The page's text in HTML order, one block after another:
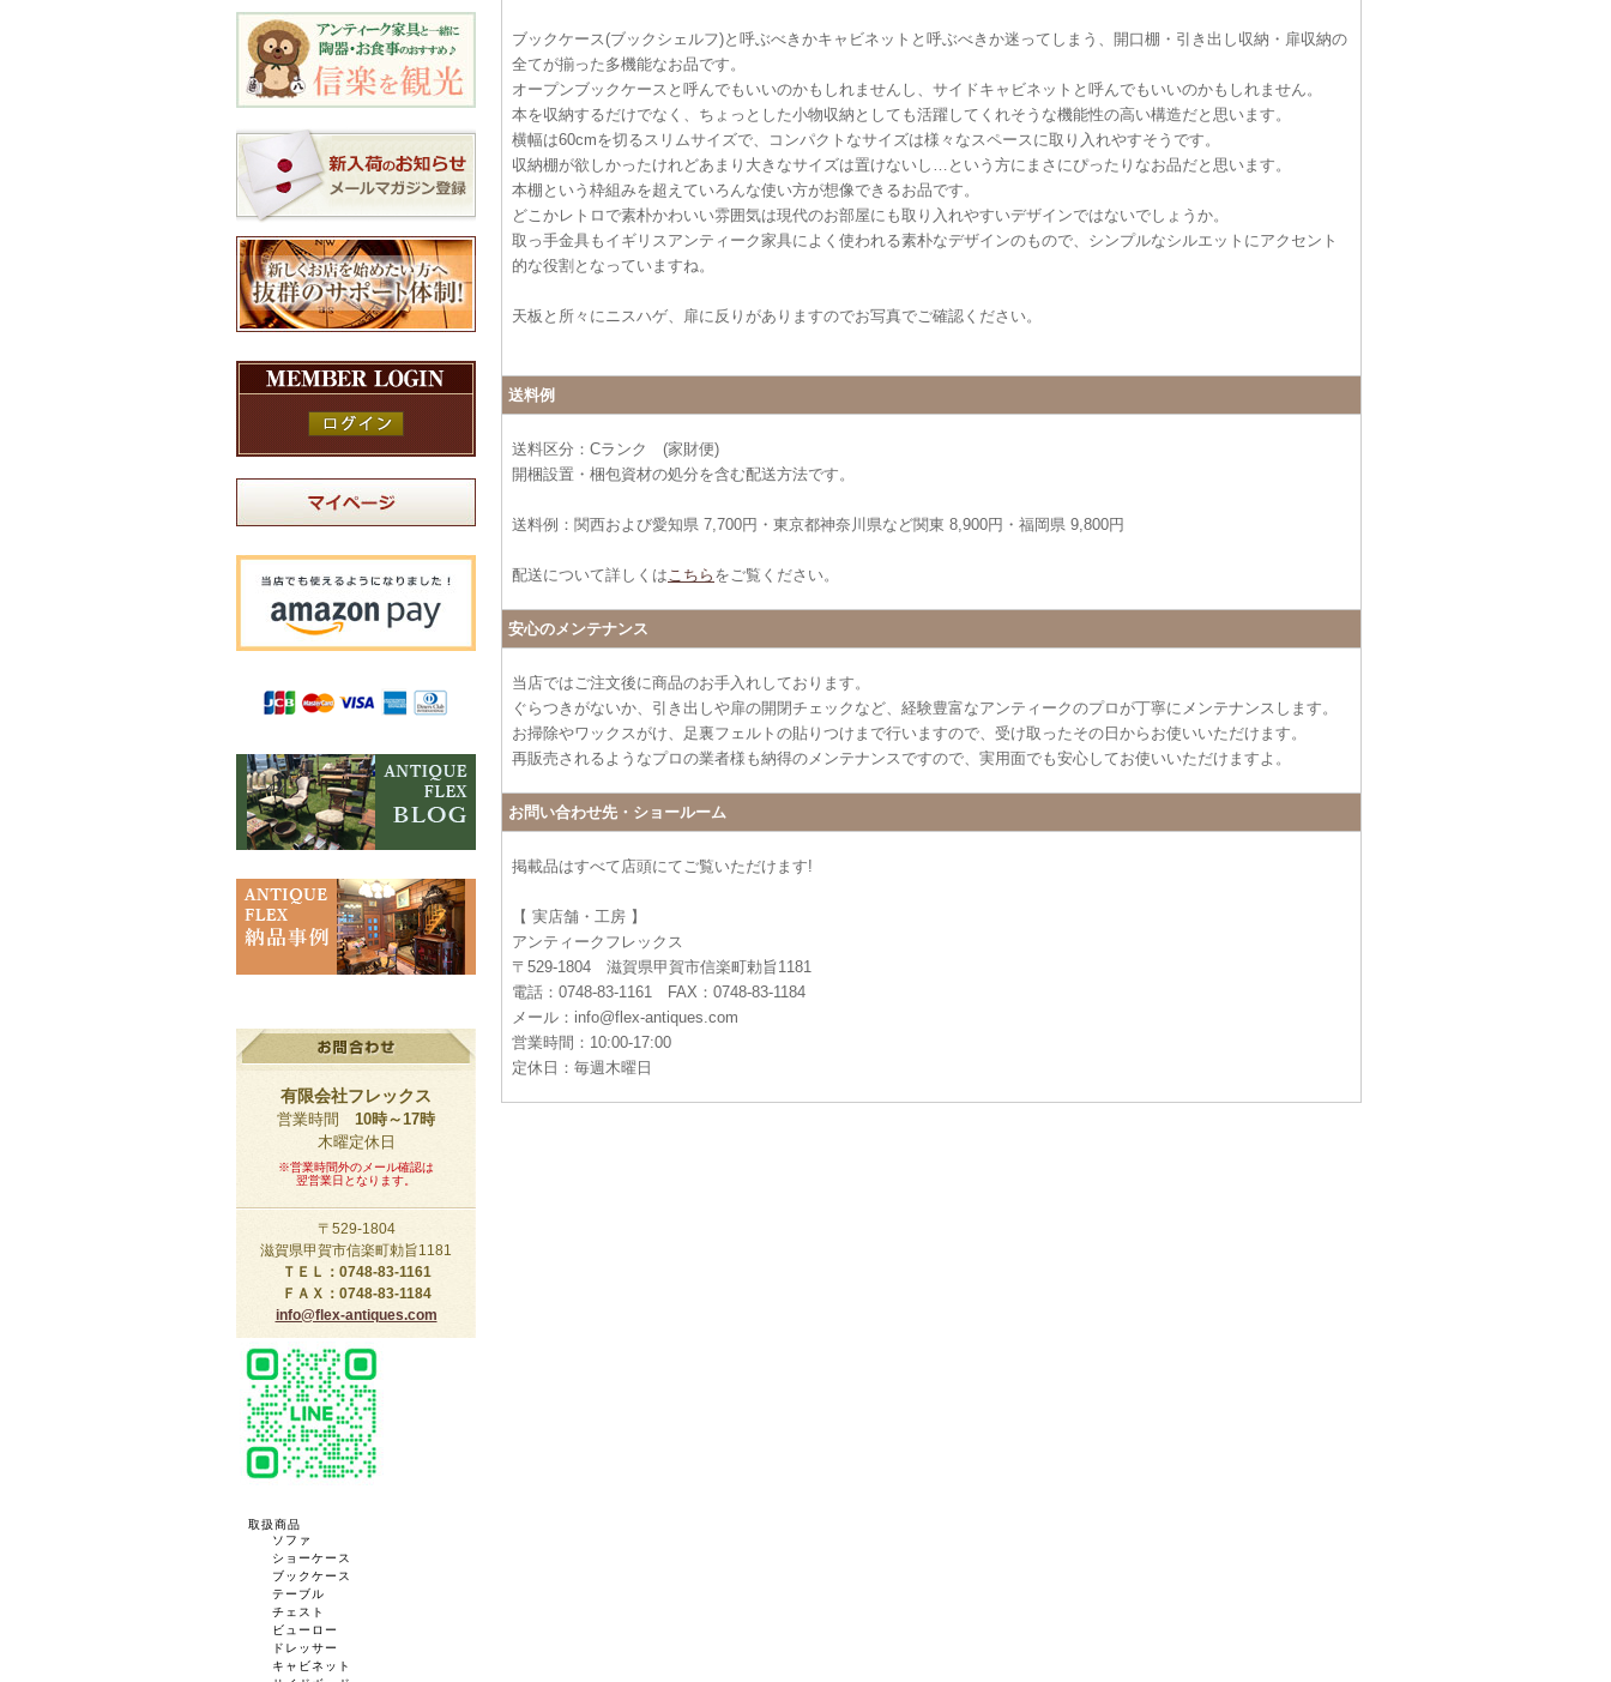
有限会社フレックス
営業時間 10時～17時
木曜定休日
※営業時間外のメール確認は
翌営業日となります。
〒529-1804
滋賀県甲賀市信楽町勅旨1181
ＴＥＬ：0748-83-1161
ＦＡＸ：0748-83-1184
info@flex-antiques.com
取扱商品
ソファ
ショーケース
ブックケース
テーブル
チェスト
ビューロー
ドレッサー
キャビネット
ブックケース(ブックシェルフ)と呼ぶべきかキャビネットと呼ぶべきか迷ってしまう、開口棚・引き出し収納・扉収納の
全てが揃った多機能なお品です。
オープンブックケースと呼んでもいいのかもしれませんし、サイドキャビネットと呼んでもいいのかもしれません。
本を収納するだけでなく、ちょっとした小物収納としても活躍してくれそうな機能性の高い構造だと思います。
横幅は60cmを切るスリムサイズで、コンパクトなサイズは様々なスペースに取り入れやすそうです。
収納棚が欲しかったけれどあまり大きなサイズは置けないし…という方にまさにぴったりなお品だと思います。
本棚という枠組みを超えていろんな使い方が想像できるお品です。
どこかレトロで素朴かわいい雰囲気は現代のお部屋にも取り入れやすいデザインではないでしょうか。
取っ手金具もイギリスアンティーク家具によく使われる素朴なデザインのもので、シンプルなシルエットにアクセント
的な役割となっていますね。
天板と所々にニスハゲ、扉に反りがありますのでお写真でご確認ください。
送料例
送料区分：Cランク (家財便)
開梱設置・梱包資材の処分を含む配送方法です。
送料例：関西および愛知県 7,700円・東京都神奈川県など関東 8,900円・福岡県 9,800円
配送について詳しくは こちら をご覧ください。
安心のメンテナンス
当店ではご注文後に商品のお手入れしております。
ぐらつきがないか、引き出しや扉の開閉チェックなど、経験豊富なアンティークのプロが丁寧にメンテナンスします。
お掃除やワックスがけ、足裏フェルトの貼りつけまで行いますので、受け取ったその日からお使いいただけます。
再販売されるようなプロの業者様も納得のメンテナンスですので、実用面でも安心してお使いいただけますよ。
お問い合わせ先・ショールーム
掲載品はすべて店頭にてご覧いただけます!
【 実店舗・工房 】
アンティークフレックス
〒529-1804 滋賀県甲賀市信楽町勅旨1181
電話：0748-83-1161 FAX：0748-83-1184
メール：info@flex-antiques.com
営業時間：10:00-17:00
定休日：毎週木曜日